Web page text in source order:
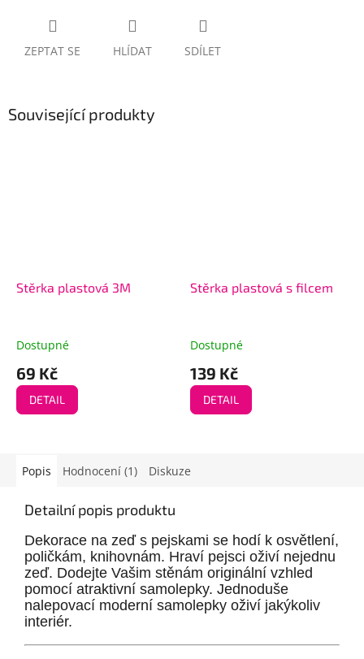
ZEPTAT SE HLÍDAT SDÍLET
Související produkty
Stěrka plastová 3M
Dostupné
69 Kč
DETAIL
Stěrka plastová s filcem
Dostupné
139 Kč
DETAIL
Popis Hodnocení (1) Diskuze
Detailní popis produktu
Dekorace na zeď s pejskami se hodí k osvětlení,
poličkám, knihovnám. Hraví pejsci oživí nejednu
zeď. Dodejte Vašim stěnám originální vzhled
pomocí atraktivní samolepky. Jednoduše
nalepovací moderní samolepky oživí jakýkoliv
interiér.